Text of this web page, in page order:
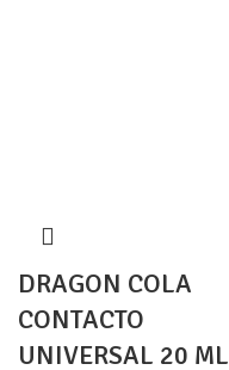
DRAGON COLA
CONTACTO
UNIVERSAL 20 ML